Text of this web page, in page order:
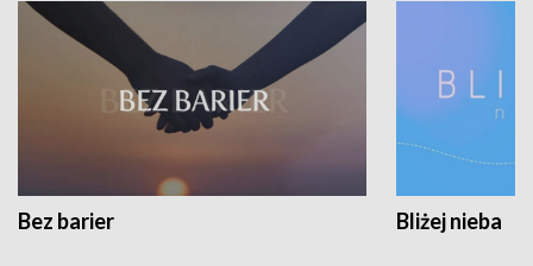
Bez barier Bliżej nieba